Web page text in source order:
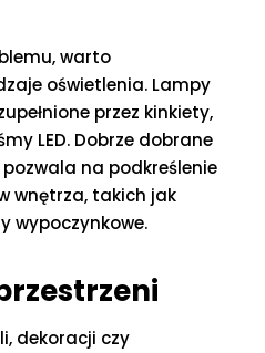
warto
oświetlenia. Lampy
przez kinkiety,
LED. Dobrze dobrane
na podkreślenie
wnętrza, takich jak
wypoczynkowe.
dekoracji czy